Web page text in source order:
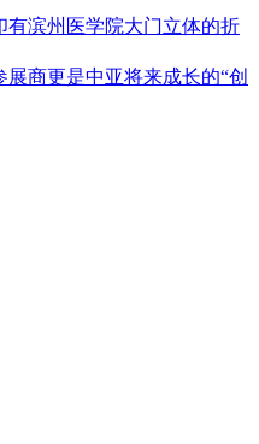
有滨州医学院大门立体的折
商更是中亚将来成长的“创